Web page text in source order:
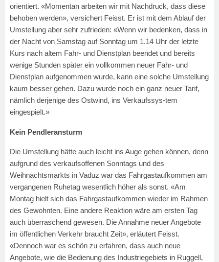
orientiert. «Momentan arbeiten wir mit Nachdruck, dass diese
behoben werden», versichert Feisst. Er ist mit dem Ablauf der
Umstellung aber sehr zufrieden: «Wenn wir bedenken, dass in
der Nacht von Samstag auf Sonntag um 1.14 Uhr der letzte
Kurs nach altem Fahr- und Dienstplan beendet und bereits
wenige Stunden später ein vollkommen neuer Fahr- und
Dienstplan aufgenommen wurde, kann eine solche Umstellung
kaum besser gehen. Dazu wurde noch ein ganz neuer Tarif,
nämlich derjenige des Ostwind, ins Verkaufssys-tem
eingespielt.»
Kein Pendleransturm
Die Umstellung hätte auch leicht ins Auge gehen können, denn
aufgrund des verkaufsoffenen Sonntags und des
Weihnachtsmarkts in Vaduz war das Fahrgastaufkommen am
vergangenen Ruhetag wesentlich höher als sonst. «Am
Montag hielt sich das Fahrgastaufkommen wieder im Rahmen
des Gewohnten. Eine andere Reaktion wäre am ersten Tag
auch überraschend gewesen. Die Annahme neuer Angebote
im öffentlichen Verkehr braucht Zeit», erläutert Feisst.
«Dennoch war es schön zu erfahren, dass auch neue
Angebote, wie die Bedienung des Industriegebiets in Ruggell,